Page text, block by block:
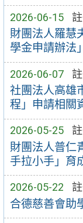
2026-06-15
財團法人羅慧
學金申請辦法」
2026-06-07
社團法人高雄
程」申請相關
2026-05-25
財團法人普仁
手拉小手」育
2026-05-22
合德慈善會助